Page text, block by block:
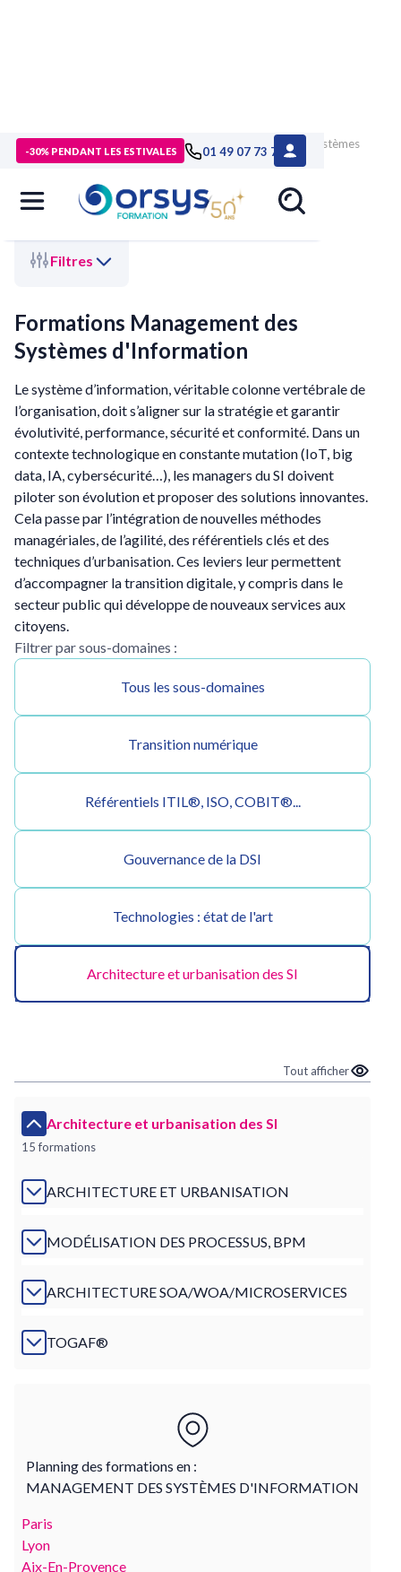
-30% PENDANT LES ESTIVALES 01 49 07 73 73
> Technologies numériques
> Management des Systèmes
d'Information
Formations Management des
Systèmes d'Information
Le système d’information, véritable colonne vertébrale de
l’organisation, doit s’aligner sur la stratégie et garantir
évolutivité, performance, sécurité et conformité. Dans un
contexte technologique en constante mutation (IoT, big
data, IA, cybersécurité…), les managers du SI doivent
piloter son évolution et proposer des solutions innovantes.
Cela passe par l’intégration de nouvelles méthodes
managériales, de l’agilité, des référentiels clés et des
techniques d’urbanisation. Ces leviers leur permettent
d’accompagner la transition digitale, y compris dans le
secteur public qui développe de nouveaux services aux
citoyens.
Filtrer par sous-domaines :
Tous les sous-domaines
Transition numérique
Référentiels ITIL®, ISO, COBIT®...
Gouvernance de la DSI
Technologies : état de l'art
Architecture et urbanisation des SI
Tout afficher
Architecture et urbanisation des SI
15 formations
ARCHITECTURE ET URBANISATION
MODÉLISATION DES PROCESSUS, BPM
ARCHITECTURE SOA/WOA/MICROSERVICES
TOGAF®
Planning des formations en :
MANAGEMENT DES SYSTÈMES D'INFORMATION
Paris
Lyon
Aix-En-Provence
Filtres